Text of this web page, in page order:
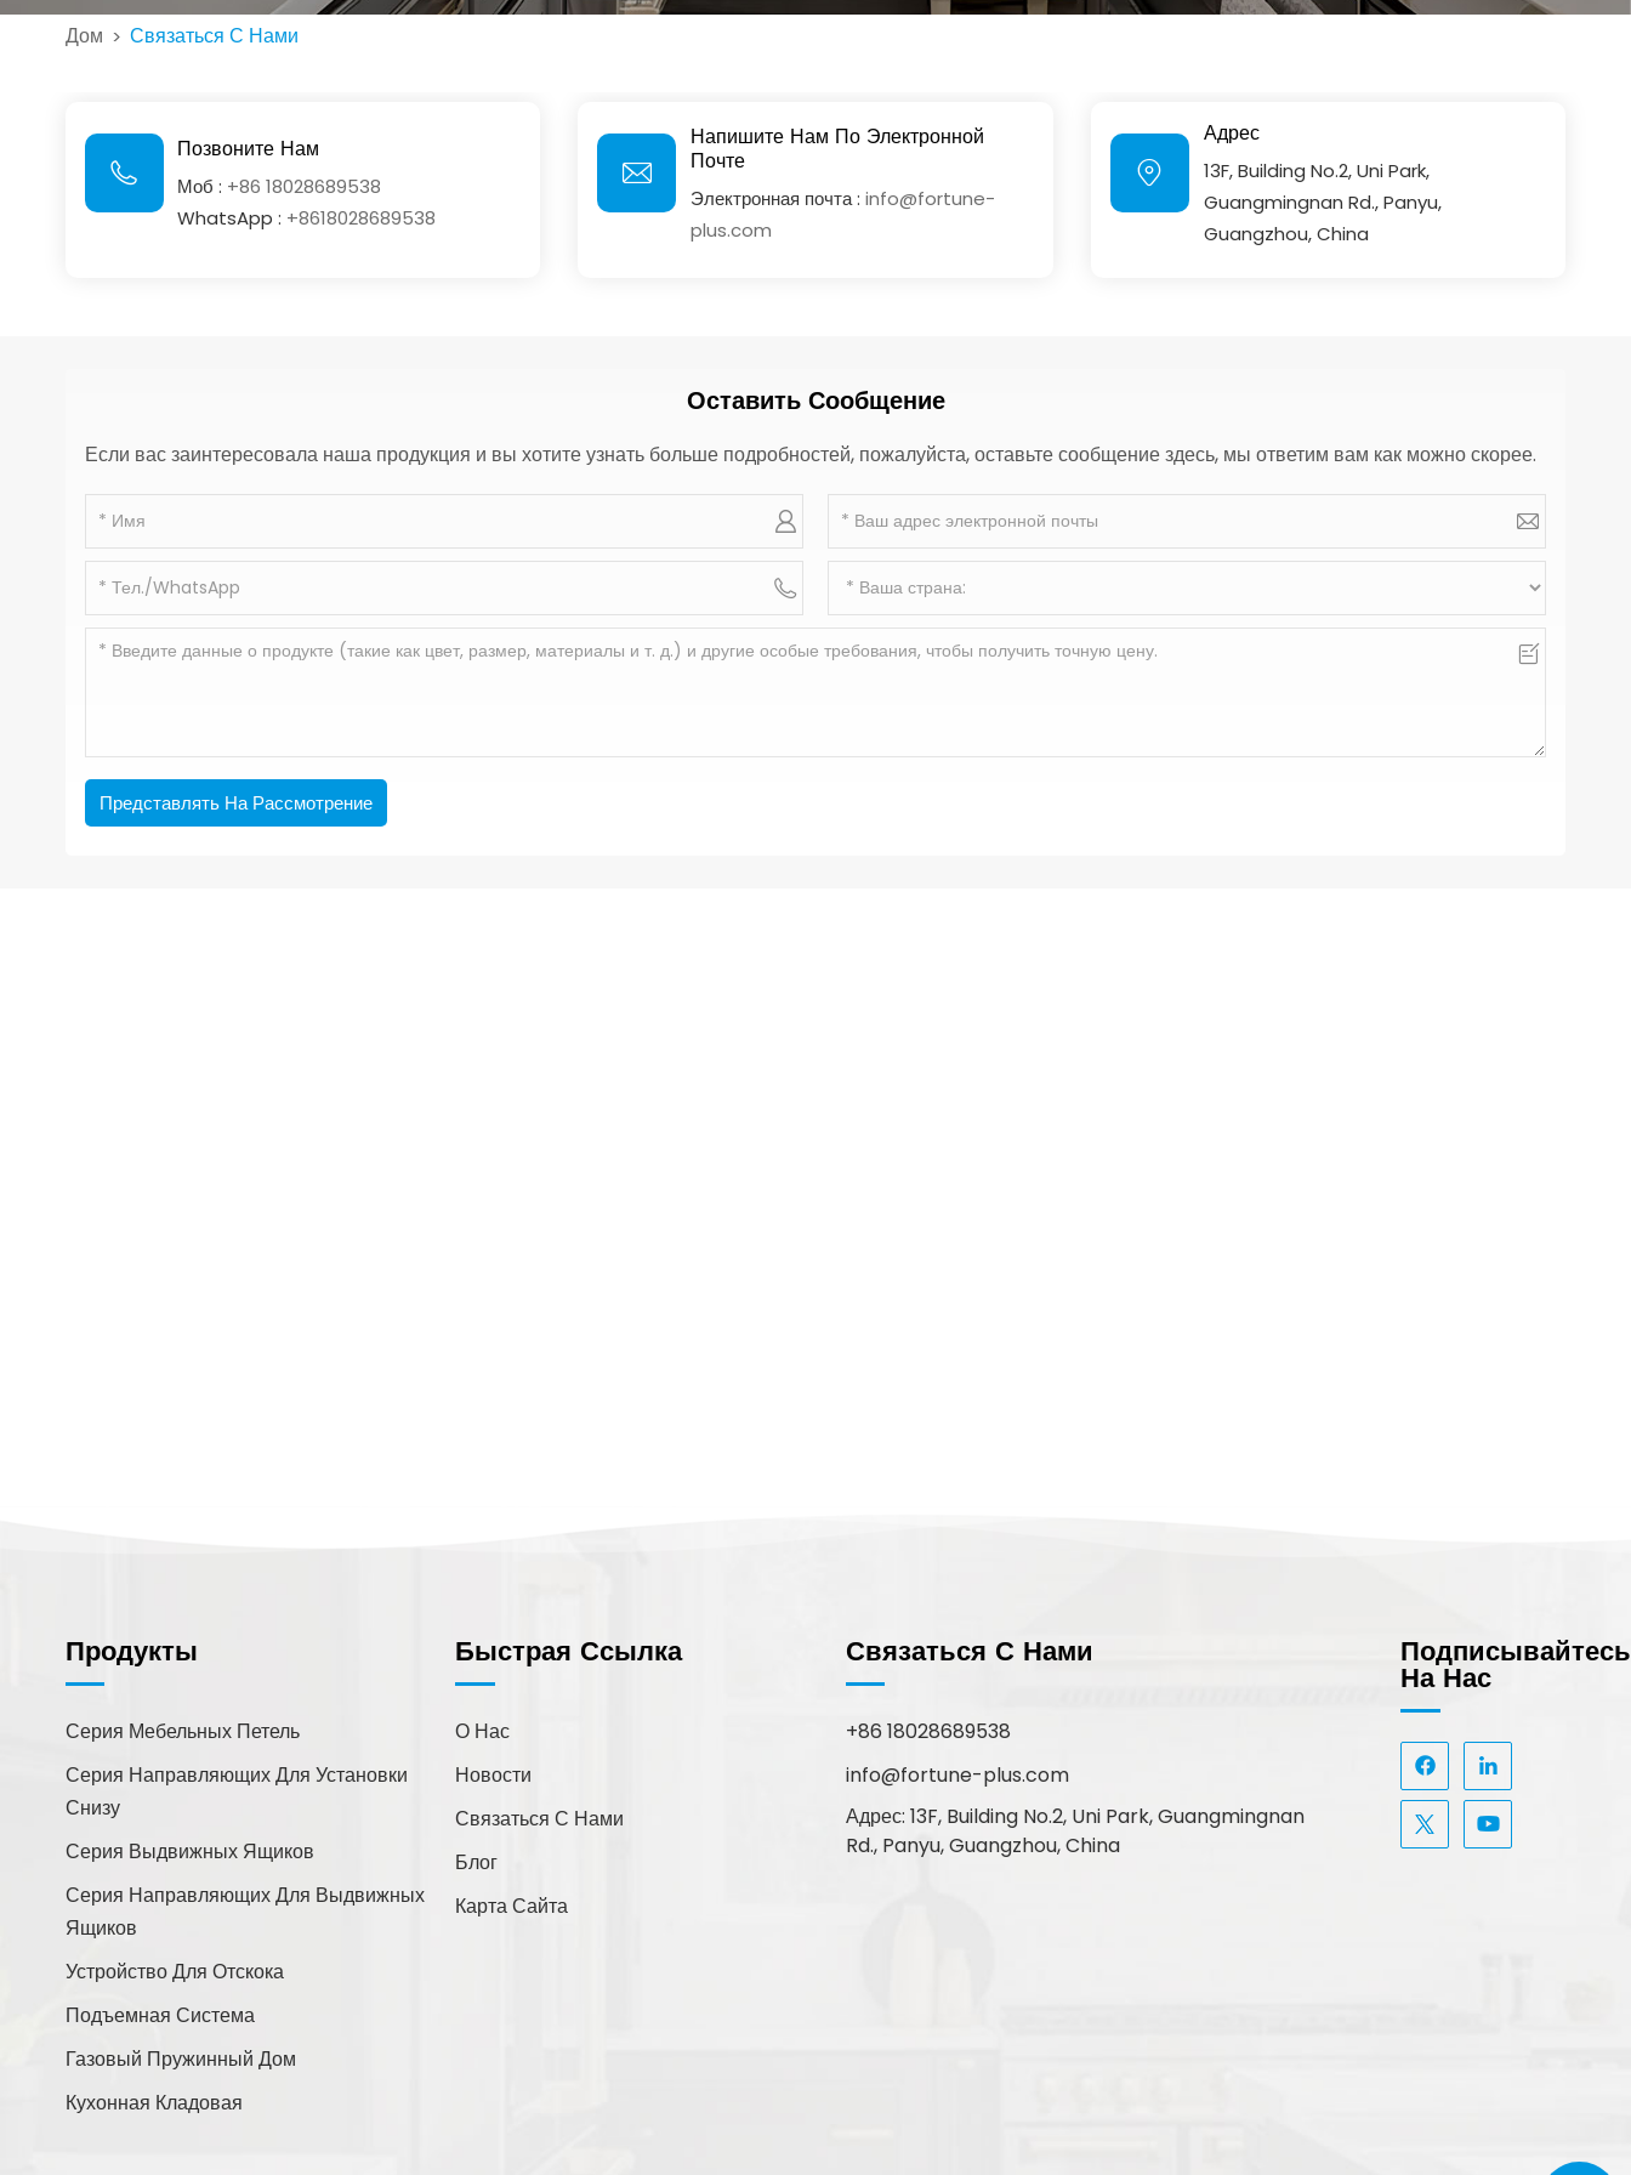
Дом > Связаться С Нами
Позвоните Нам
Моб : +86 18028689538
WhatsApp : +8618028689538
Напишите Нам По Электронной
Почте
Электронная почта :info@fortune-
plus.com
Адрес
13F, Building No.2, Uni Park,
Guangmingnan Rd., Panyu,
Guangzhou, China
Оставить Сообщение
Если вас заинтересовала наша продукция и вы хотите узнать больше подробностей, пожалуйста, оставьте сообщение здесь, мы ответим вам как можно скорее.
Представлять На Рассмотрение
Продукты
Серия Мебельных Петель
Серия Направляющих Для Установки
Снизу
Серия Выдвижных Ящиков
Серия Направляющих Для Выдвижных
Ящиков
Устройство Для Отскока
Подъемная Система
Газовый Пружинный Дом
Кухонная Кладовая
Быстрая Ссылка
О Нас
Новости
Связаться С Нами
Блог
Карта Сайта
Связаться С Нами
+86 18028689538
info@fortune-plus.com
Адрес: 13F, Building No.2, Uni Park, Guangmingnan
Rd., Panyu, Guangzhou, China
Подписывайтесь
На Нас